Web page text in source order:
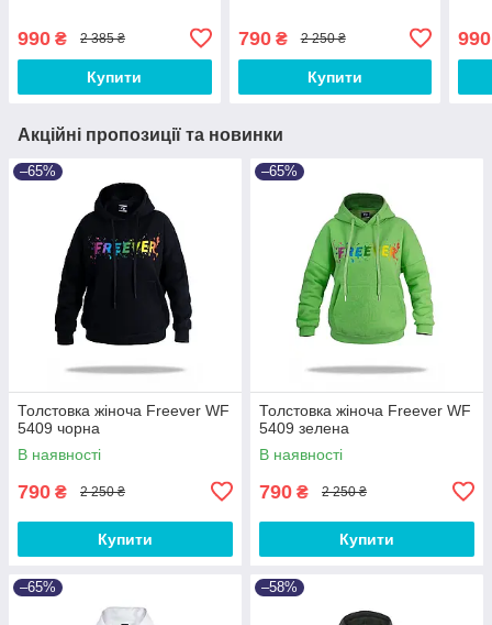
990 ₴ 2 385 ₴
Купити
790₴ 2 250 ₴
Купити
990
Акційні пропозиції та новинки
–65%
Толстовка жіноча Freever WF
5409 чорна
В наявності
790 ₴ 2 250 ₴
Купити
–65%
Толстовка жіноча Freever WF
5409 зелена
В наявності
790 ₴ 2 250 ₴
Купити
–65% –58%